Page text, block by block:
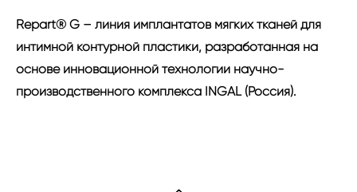
Repart® G – линия имплантатов мягких тканей для
интимной контурной пластики, разработанная на
основе инновационной технологии научно-
производственного комплекса INGAL (Россия).